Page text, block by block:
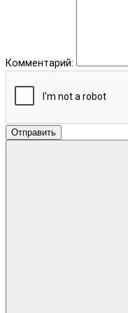
Комментарий:
Отправить